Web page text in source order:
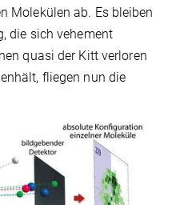
Molekülen ab. Es bleiben
die sich vehement
quasi der Kitt verloren
fliegen nun die